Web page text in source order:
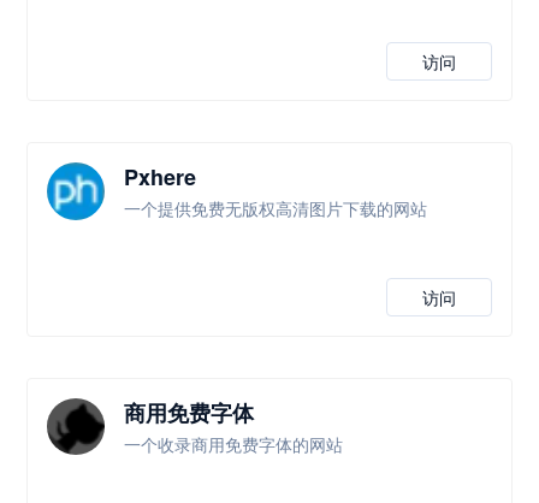
访问
Pxhere
一个提供免费无版权高清图片下载的网站
访问
商用免费字体
一个收录商用免费字体的网站